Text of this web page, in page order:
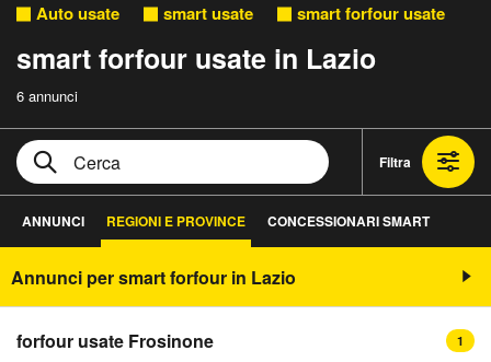
Auto usate smart usate smart forfour usate
smart forfour usate in Lazio
6 annunci
Filtra
ANNUNCI REGIONI E PROVINCE CONCESSIONARI SMART
Annunci per smart forfour in Lazio
forfour usate Frosinone 1